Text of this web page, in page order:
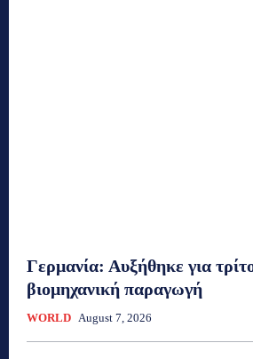
Γερμανία: Αυξήθηκε για
βιομηχανική παραγωγή
WORLD August 7, 2026